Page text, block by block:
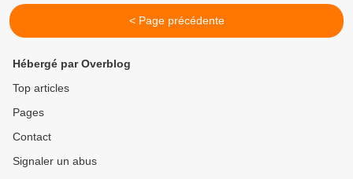
< Page précédente
Hébergé par Overblog
Top articles
Pages
Contact
Signaler un abus